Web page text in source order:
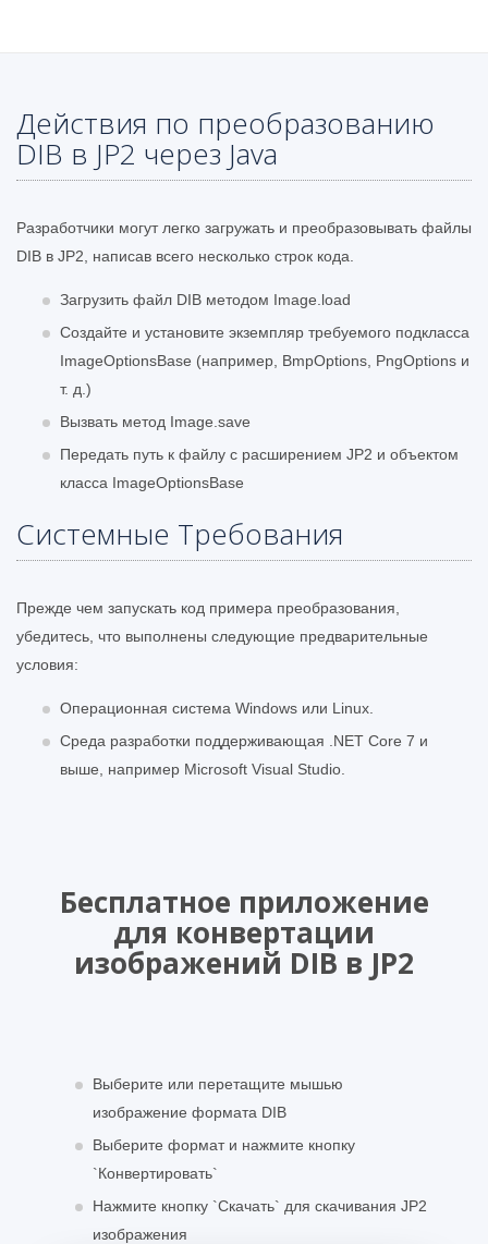
Действия по преобразованию
DIB в JP2 через Java
Разработчики могут легко загружать и преобразовывать файлы
DIB в JP2, написав всего несколько строк кода.
Загрузить файл DIB методом Image.load
Создайте и установите экземпляр требуемого подкласса
ImageOptionsBase (например, BmpOptions, PngOptions и
т. д.)
Вызвать метод Image.save
Передать путь к файлу с расширением JP2 и объектом
класса ImageOptionsBase
Системные Требования
Прежде чем запускать код примера преобразования,
убедитесь, что выполнены следующие предварительные
условия:
Операционная система Windows или Linux.
Среда разработки поддерживающая .NET Core 7 и
выше, например Microsoft Visual Studio.
Бесплатное приложение
для конвертации
изображений DIB в JP2
Выберите или перетащите мышью
изображение формата DIB
Выберите формат и нажмите кнопку
`Конвертировать`
Нажмите кнопку `Скачать` для скачивания JP2
изображения